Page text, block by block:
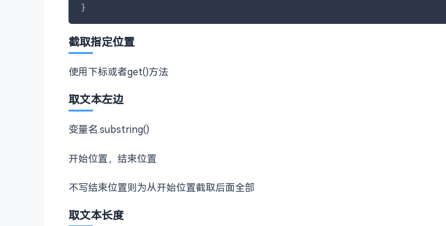
}
截取指定位置
使用下标或者get()方法
取文本左边
变量名.substring()
开始位置，结束位置
不写结束位置则为从开始位置截取后面全部
取文本长度